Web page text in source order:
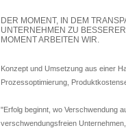
DER MOMENT, IN DEM
UNTERNEHMEN ZU
MOMENT ARBEITEN WIR.
Konzept und Umsetzung aus einer
Prozessoptimierung,
"Erfolg beginnt, wo Verschwendung
verschwendungsfreien